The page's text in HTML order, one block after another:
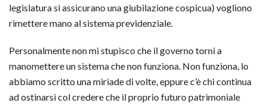
legislatura si assicurano una giubilazione cospicua) vogliono
rimettere mano al sistema previdenziale.
Personalmente non mi stupisco che il governo torni a
manomettere un sistema che non funziona. Non funziona, lo
abbiamo scritto una miriade di volte, eppure c’è chi continua
ad ostinarsi col credere che il proprio futuro patrimoniale